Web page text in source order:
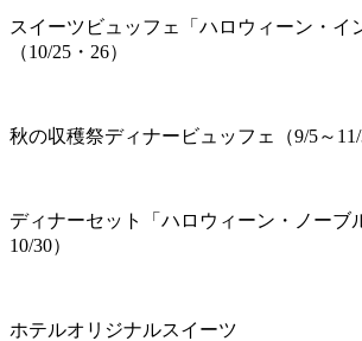
スイーツビュッフェ「ハロウィーン・イ
（10/25・26）
秋の収穫祭ディナービュッフェ（9/5～11/
ディナーセット「ハロウィーン・ノーブ
10/30）
ホテルオリジナルスイーツ